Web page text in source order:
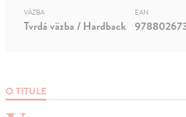
O TITULE
VÄZBA
Tvrdá väzba / Hardback
EAN